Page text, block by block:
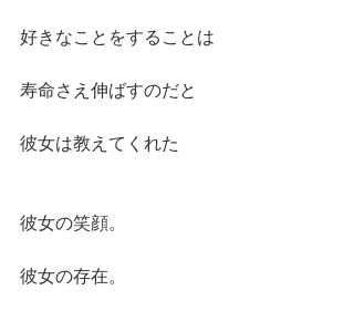
好きなことをすることは
寿命さえ伸ばすのだと
彼女は教えてくれた
彼女の笑顔。
彼女の存在。